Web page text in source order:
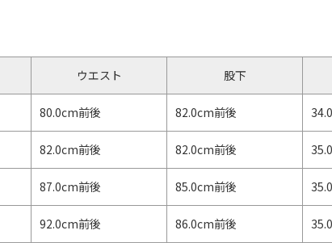
ウエスト 股下
80.0cm前後 82.0cm前後
82.0cm前後 82.0cm前後
87.0cm前後 85.0cm前後
92.0cm前後 86.0cm前後